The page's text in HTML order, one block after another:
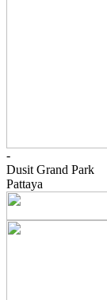
-
Dusit Grand Park
Pattaya